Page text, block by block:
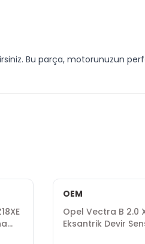
Bu parça, motorunuzun
OEM
Opel Vectra B 2.0
Eksantrik Devir